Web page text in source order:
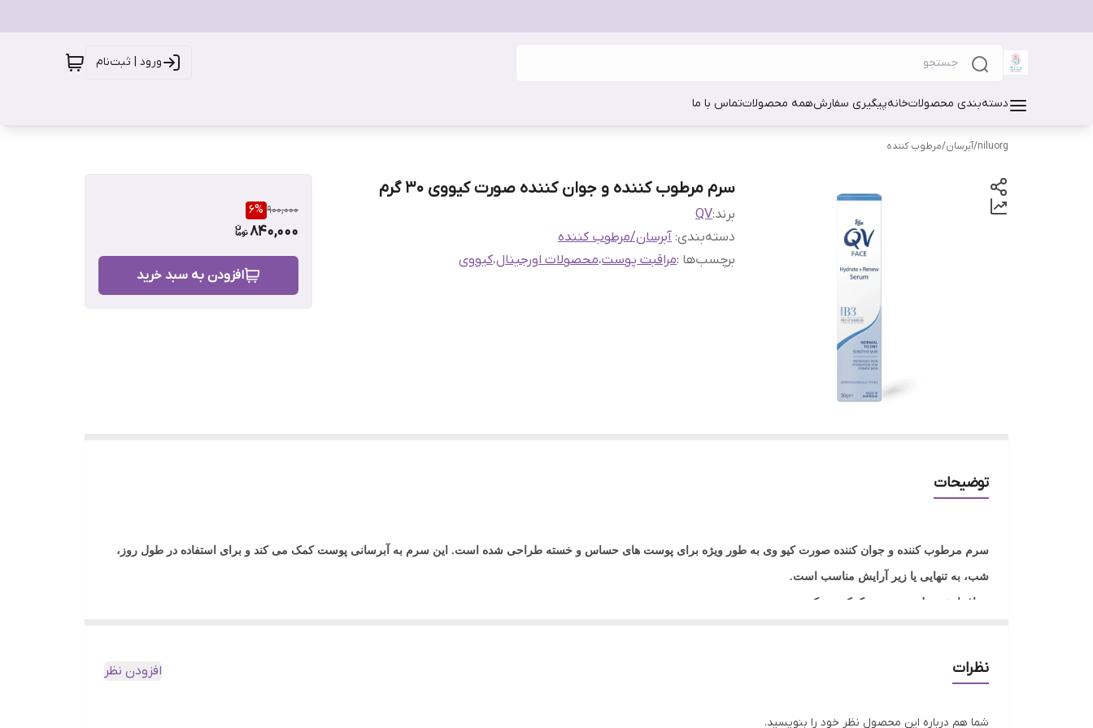
ورود | ثبت‌نام
دسته‌بندی محصولاتخانهپیگیری سفارشهمه محصولاتتماس با ما
niluorg
/آبرسان/مرطوب کننده
سرم مرطوب کننده و جوان کننده صورت کیووی 30 گرم
برند:QV
دسته‌بندی: آبرسان/مرطوب کننده
برچسب‌ها :مراقبت پوست،محصولات اورجینال،کیووی
900,000
6%
840,000
افزودن به سبد خرید
توضیحات
سرم مرطوب کننده و جوان کننده صورت کیو وی به طور ویژه برای پوست های حساس و خسته طراحی شده است. این سرم به آبرسانی پوست کمک می کند و برای استفاده در طول روز،
شب، به تنهایی یا زیر آرایش مناسب است.
به افزایش رطوبت پوست کمک می کند.
به کاهش ناراحتی پوست خسته کمک می کند.
نظرات افزودن نظر
شما هم درباره این محصول نظر خود را بنویسید.